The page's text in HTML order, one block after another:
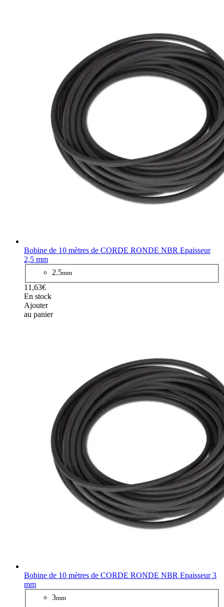
Bobine de 10 mètres de CORDE RONDE NBR Epaisseur
2,5 mm
2.5mm
11,63€
En stock
Ajouter
au panier
Bobine de 10 mètres de CORDE RONDE NBR Epaisseur 3
mm
3mm